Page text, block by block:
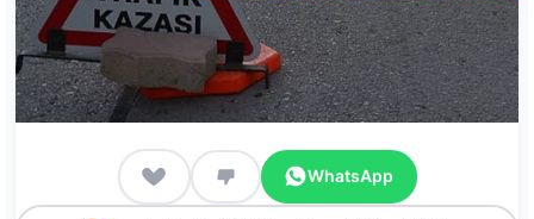
WhatsApp